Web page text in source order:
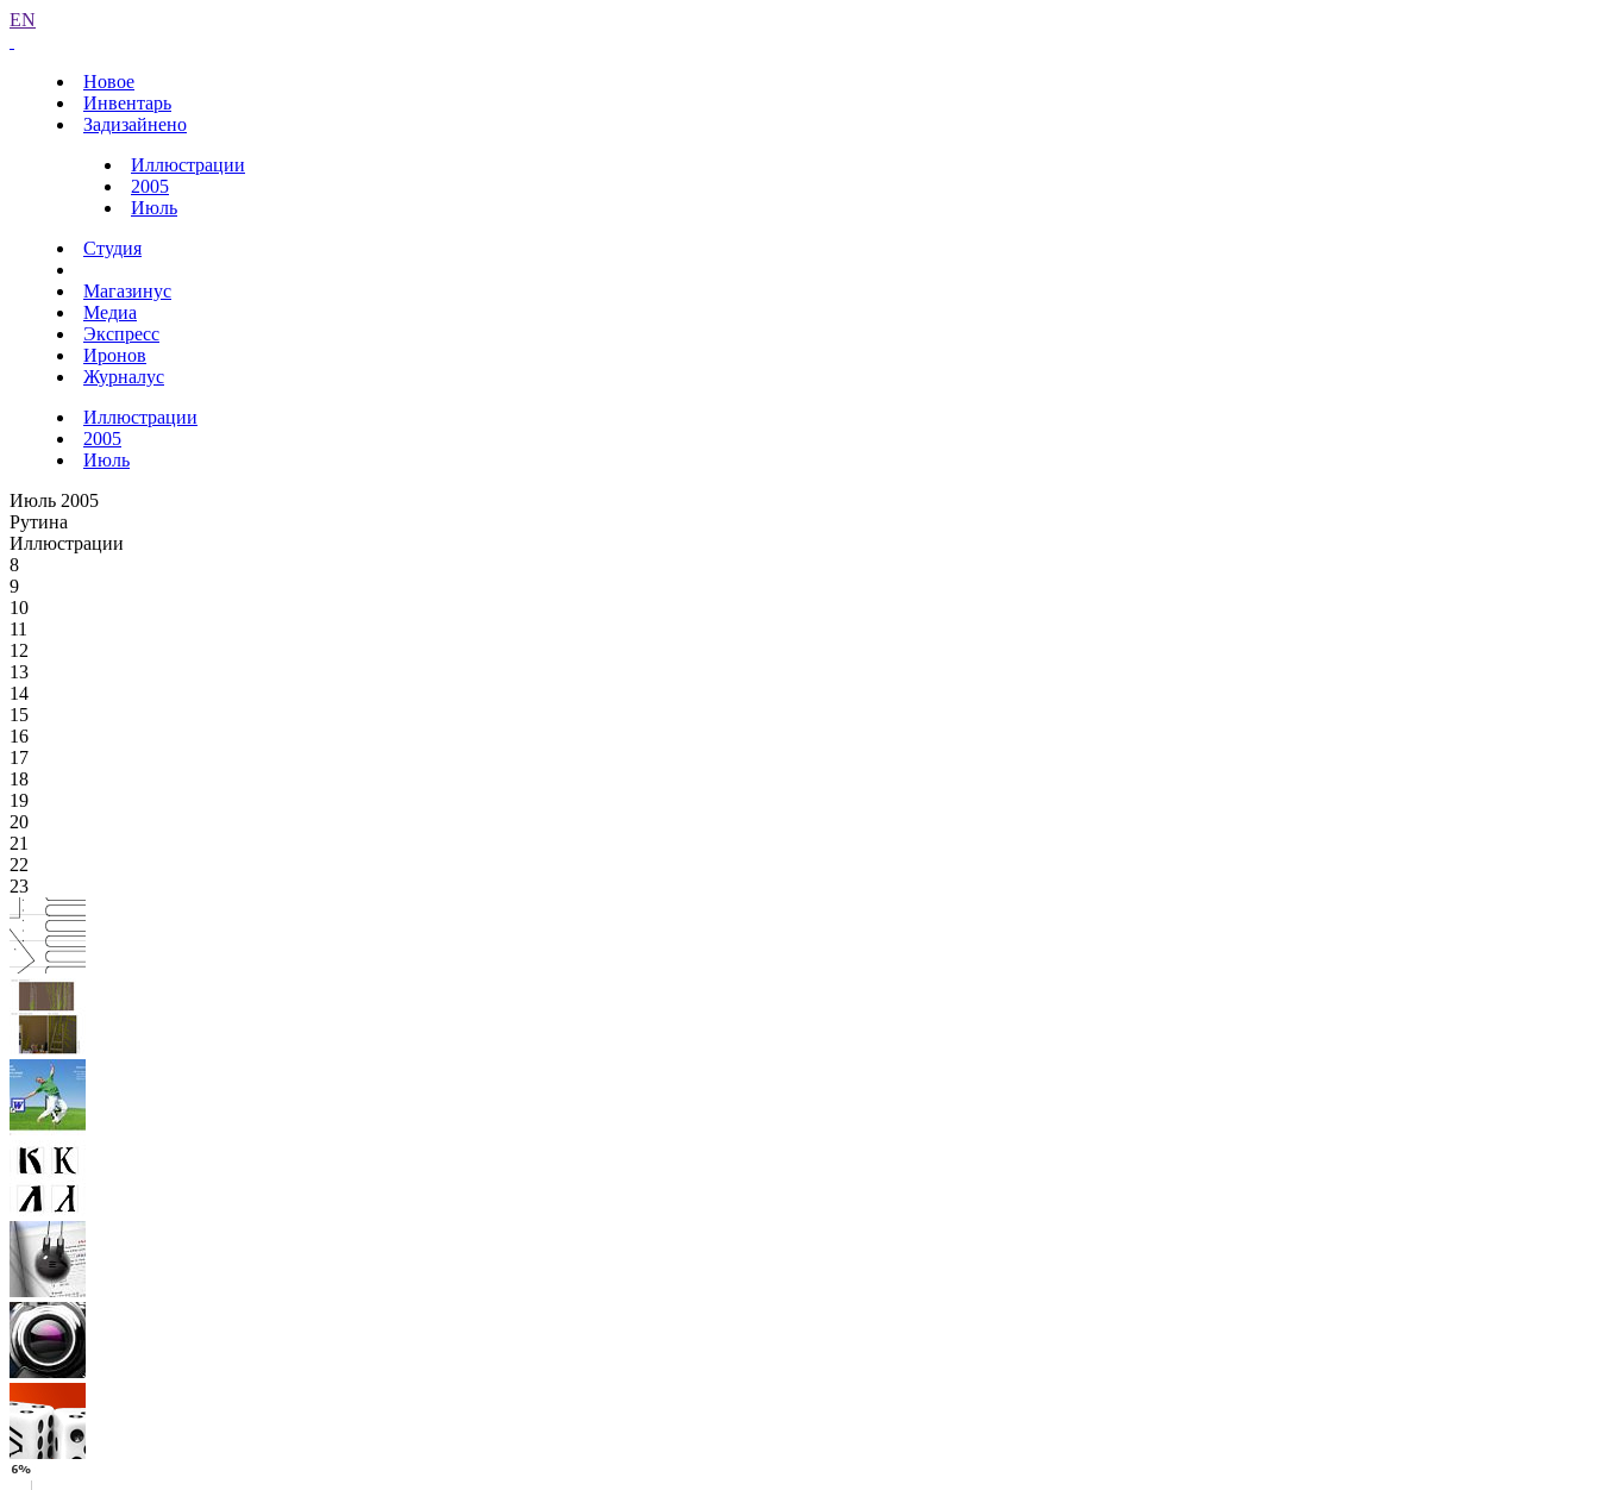
EN
Новое
Инвентарь
Задизайнено
Иллюстрации
2005
Июль
Студия
Магазинус
Медиа
Экспресс
Иронов
Журналус
Иллюстрации
2005
Июль
Июль 2005
Рутина
Иллюстрации
8
9
10
11
12
13
14
15
16
17
18
19
20
21
22
23